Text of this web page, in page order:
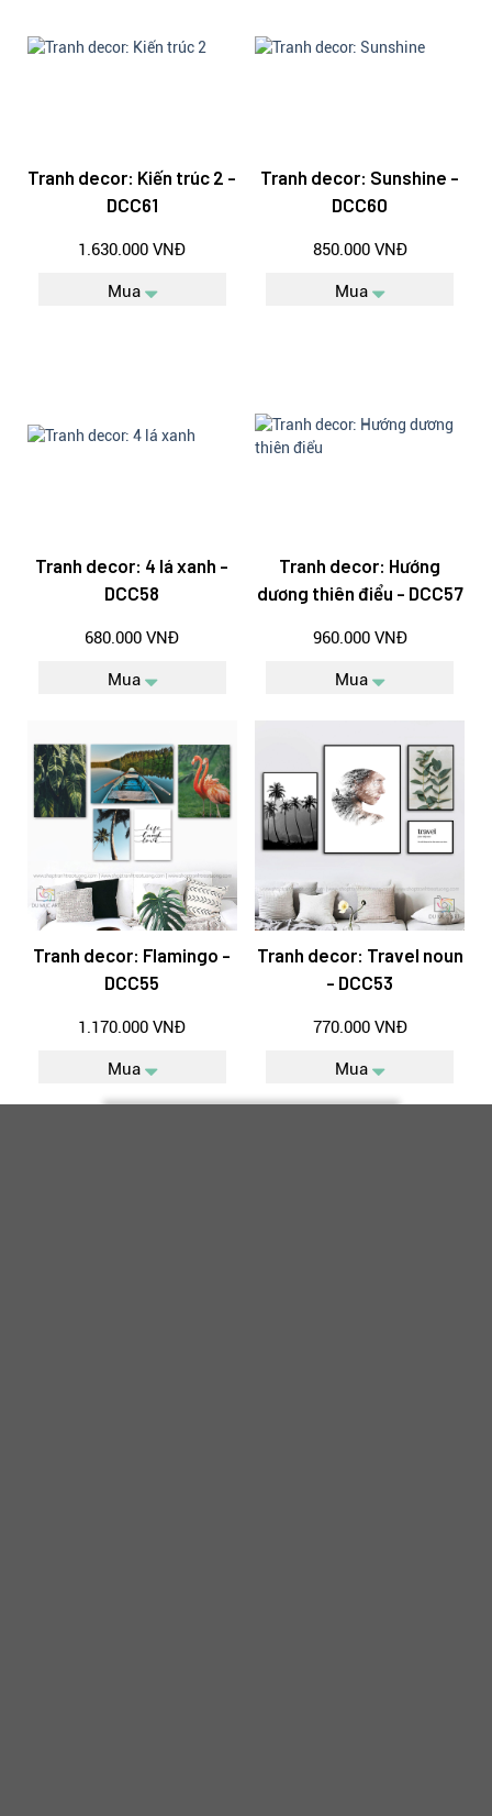
Tranh decor: Kiến trúc 2 -
DCC61
1.630.000 VNĐ
Mua
Tranh decor: Sunshine -
DCC60
850.000 VNĐ
Mua
Tranh decor: 4 lá xanh -
DCC58
680.000 VNĐ
Mua
Tranh decor: Hướng
dương thiên điểu - DCC57
960.000 VNĐ
Mua
Tranh decor: Flamingo -
DCC55
1.170.000 VNĐ
Mua
Tranh decor: Travel noun
- DCC53
770.000 VNĐ
Mua